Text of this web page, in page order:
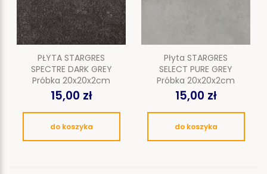
PŁYTA STARGRES
SPECTRE DARK GREY
Próbka 20x20x2cm
15,00 zł
do koszyka
Płyta STARGRES
SELECT PURE GREY
Próbka 20x20x2cm
15,00 zł
do koszyka